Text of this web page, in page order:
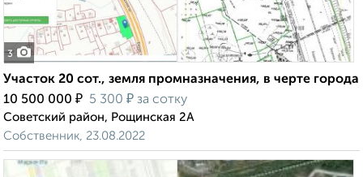
3
Участок 20 сот., земля промназначения, в черте города
10 500 000 ₽ 5 300 ₽ за сотку
Советский район, Рощинская 2А
Собственник, 23.08.2022